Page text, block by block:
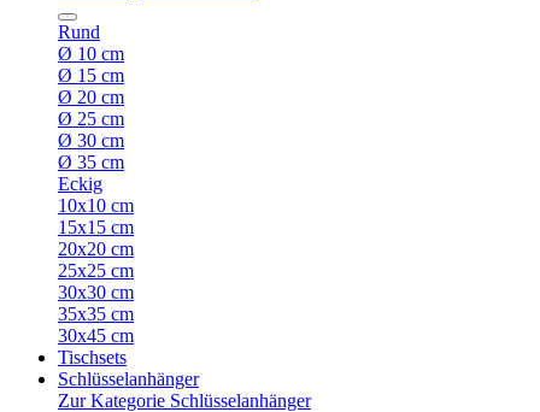
Rund
Ø 10 cm
Ø 15 cm
Ø 20 cm
Ø 25 cm
Ø 30 cm
Ø 35 cm
Eckig
10x10 cm
15x15 cm
20x20 cm
25x25 cm
30x30 cm
35x35 cm
30x45 cm
Tischsets
Schlüsselanhänger
Zur Kategorie Schlüsselanhänger